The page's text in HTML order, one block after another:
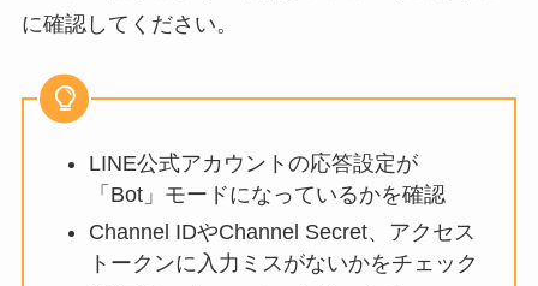
に確認してください。
LINE公式アカウントの応答設定が
「Bot」モードになっているかを確認
Channel IDやChannel Secret、アクセス
トークンに入力ミスがないかをチェック